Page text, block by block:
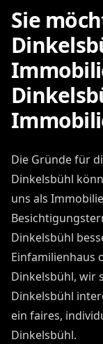
Sie
Die Gründe für
Dinkelsbühl
uns als
Dinkelsbühl
Einfamilienhaus
Dinkelsbühl, wir
Dinkelsbühl
ein faires,
Dinkelsbühl.